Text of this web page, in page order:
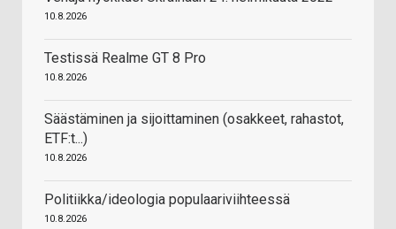
10.8.2026
Testissä Realme GT 8 Pro
10.8.2026
Säästäminen ja sijoittaminen (osakkeet, rahastot,
ETF:t...)
10.8.2026
Politiikka/ideologia populaariviihteessä
10.8.2026